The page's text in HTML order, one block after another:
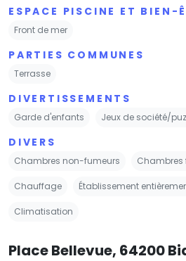
ESPACE PISCINE ET BIEN-
Front de mer
PARTIES COMMUNES
Terrasse
DIVERTISSEMENTS
Garde d'enfants Jeux de société/
DIVERS
Chambres non-fumeurs
Chauffage Établissement
Climatisation
Place Bellevue, 64200